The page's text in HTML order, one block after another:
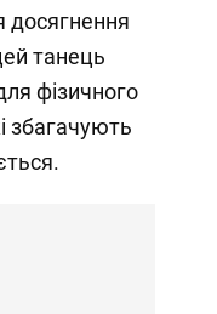
досягнення
танець
фізичного
збагачують